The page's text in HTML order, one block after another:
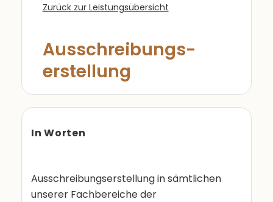
Zurück zur Leistungsübersicht
Ausschreibungs-
erstellung
In Worten
Ausschreibungserstellung in sämtlichen
unserer Fachbereiche der